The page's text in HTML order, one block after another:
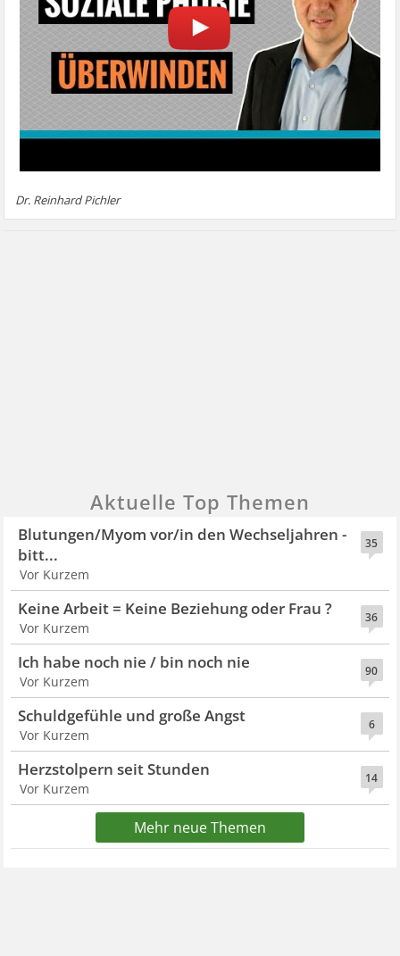
Dr. Reinhard Pichler
Aktuelle Top Themen
35
Blutungen/Myom vor/in den Wechseljahren -
bitt...
Vor Kurzem
36
Keine Arbeit = Keine Beziehung oder Frau ?
Vor Kurzem
90
Ich habe noch nie / bin noch nie
Vor Kurzem
6
Schuldgefühle und große Angst
Vor Kurzem
14
Herzstolpern seit Stunden
Vor Kurzem
Mehr neue Themen